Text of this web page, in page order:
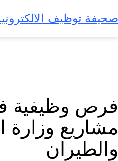
إلى
المحتوى
صحيفة توظيف
فرص وظيفية
مشاريع وزارة
والطيران